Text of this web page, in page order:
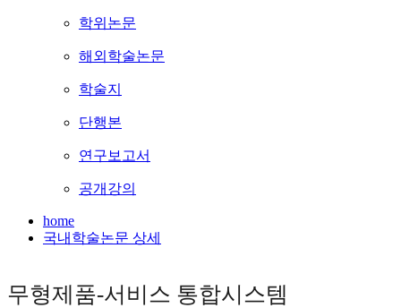
학위논문
해외학술논문
학술지
단행본
연구보고서
공개강의
home
국내학술논문 상세
무형제품-서비스 통합시스템